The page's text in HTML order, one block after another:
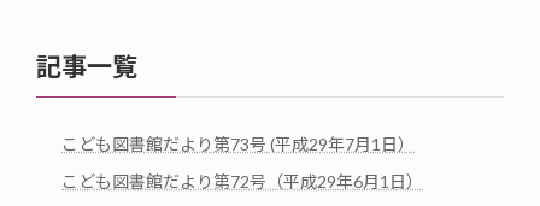
記事一覧
こども図書館だより第73号 (平成29年7月1日）
こども図書館だより第72号（平成29年6月1日）